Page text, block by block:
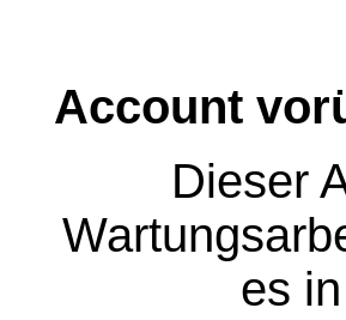
Account
Dieser
es